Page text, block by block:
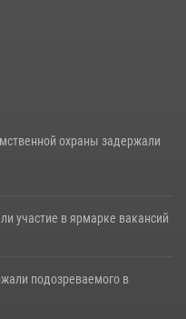
охраны задержали
участие в ярмарке вакансий
подозреваемого в